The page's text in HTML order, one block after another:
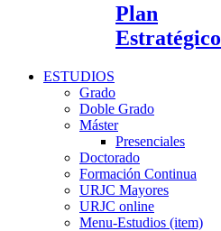
Plan
Estratégico
ESTUDIOS
Grado
Doble Grado
Máster
Presenciales
Doctorado
Formación Continua
URJC Mayores
URJC online
Menu-Estudios (item)